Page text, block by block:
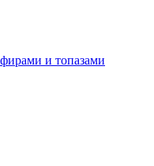
и топазами